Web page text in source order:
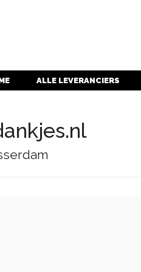
ALLE LEVERANCIERS